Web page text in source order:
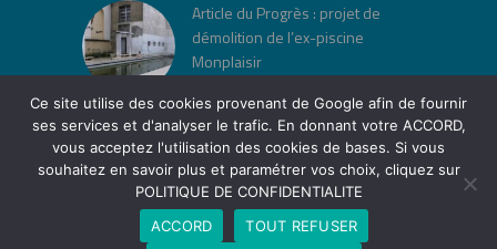
Article du Progrès : projet de
démolition de l’ex-piscine
Monplaisir
« Jeu de lois » à la Cité Musée
Tony Garnier
12 AVRIL 2026
Ce site utilise des cookies provenant de Google afin de fournir
ses services et d'analyser le trafic. En donnant votre ACCORD,
vous acceptez l'utilisation des cookies de bases. Si vous
souhaitez en savoir plus et paramétrer vos choix, cliquez sur
POLITIQUE DE CONFIDENTIALITE
ACCORD
TOUT REFUSER